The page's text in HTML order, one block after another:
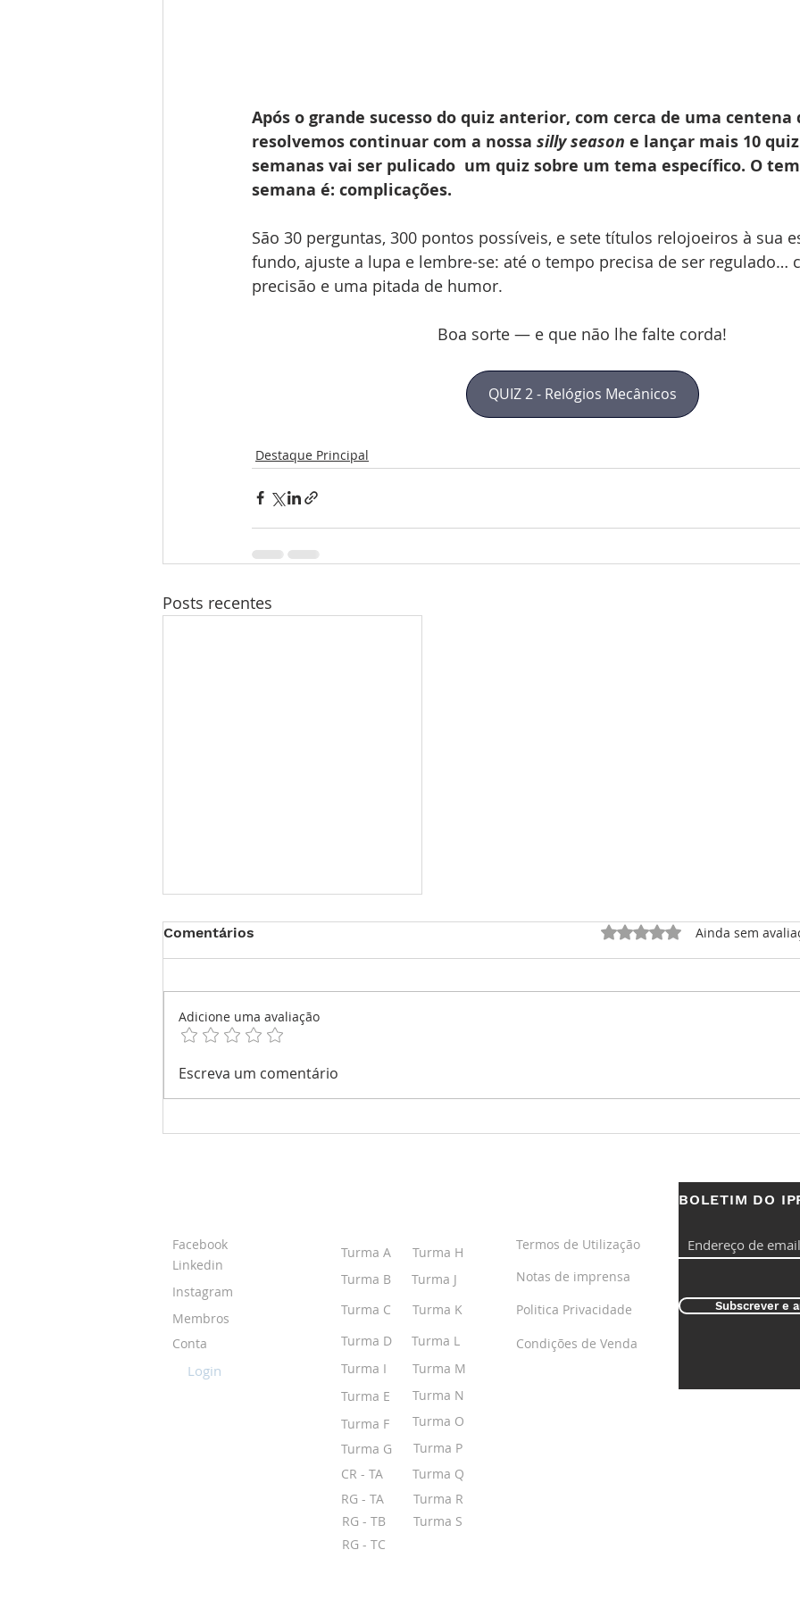
Após o grande sucesso do quiz anterior, com cerca de uma centena
resolvemos continuar com a nossa silly season e lançar mais 10
semanas vai ser pulicado  um quiz sobre um tema específico. O
semana é: complicações.
São 30 perguntas, 300 pontos possíveis, e sete títulos relojoeiros à sua
fundo, ajuste a lupa e lembre-se: até o tempo precisa de ser regulado…
precisão e uma pitada de humor.
Boa sorte — e que não lhe falte corda!
QUIZ 2 - Relógios Mecânicos
Destaque Principal
Posts recentes
Comentários Avaliado com 0 de 5
Ainda sem
Adicione uma avaliação
Escreva um comentário
Facebook
Linkedin
Instagram
Membros
Conta
Login
Turma A
Turma H
Turma B
Turma J
Turma C
Turma K
Turma D
Turma L
Turma I
Turma M
Turma E
Turma F
Turma G
Turma P
CR - TA
RG - TA
RG - TB
RG - TC
Termos de Utilização
Notas de imprensa
Politica Privacidade
Condições de Venda
BOLETIM DO
Subscrever e
Turma N
Turma O
Turma Q
Turma R
Turma S